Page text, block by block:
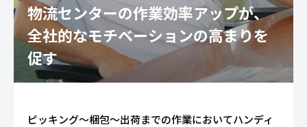
物流センターの作業効率アップが、
全社的なモチベーションの高まりを
促す
ピッキング～梱包～出荷までの作業においてハンディ